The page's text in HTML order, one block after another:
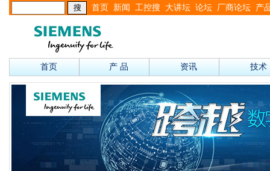
首页 新闻 工控搜 大讲坛 论坛 厂商论坛 产
首页 产 品 资讯 技术